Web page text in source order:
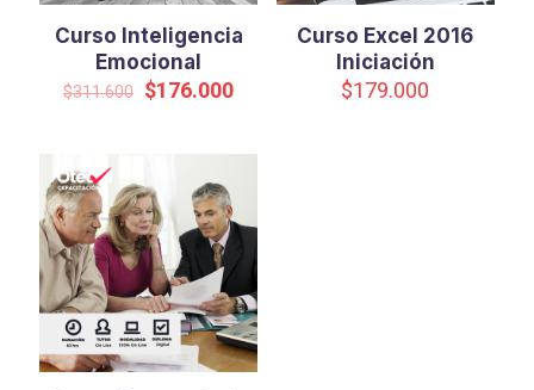
Curso Inteligencia
Emocional
$311.600 El
$311.600.
$176.000El
es:
Curso Excel 2016
Iniciación
$179.000